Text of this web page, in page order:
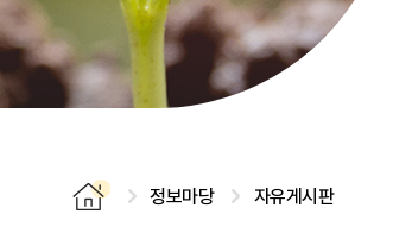
정보마당 자유게시판